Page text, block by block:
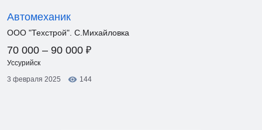
Автомеханик
ООО "Техстрой". С.Михайловка
70 000 – 90 000 ₽
Уссурийск
3 февраля 2025
144